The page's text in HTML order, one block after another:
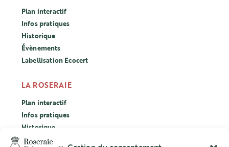
Plan interactif
Infos pratiques
Historique
Évènements
Labellisation Ecocert
LA ROSERAIE
Plan interactif
Infos pratiques
Historique
Évènements